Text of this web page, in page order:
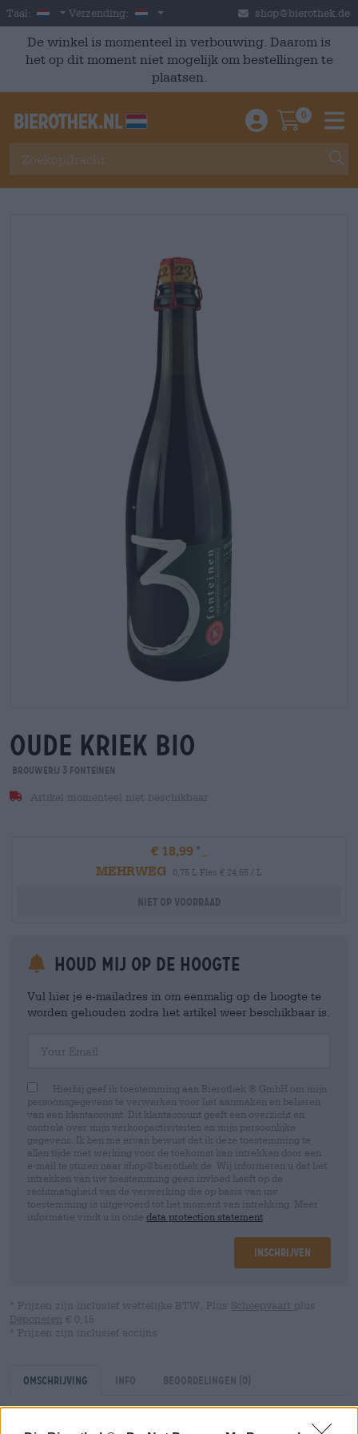
Skip to main content
Taal: Dutch
Verzending: Nederland shop@bierothek.de
De winkel is momenteel in verbouwing. Daarom is
het op dit moment niet mogelijk om bestellingen te
plaatsen.
Einloggen /
0
oude kriek bio
Brouwerij 3 Fonteinen
Artikel momenteel niet beschikbaar
€ 18,99
MEHRWEG
0,75 L Fles € 24,65 / L
Niet op voorraad
Houd mij op de hoogte
Vul hier je e-mailadres in om eenmalig op de hoogte te
worden gehouden zodra het artikel weer beschikbaar is.
Hierbij geef ik toestemming aan Bierothek ® GmbH om mijn
persoonsgegevens te verwerken voor het aanmaken en beheren
van een klantaccount. Dit klantaccount geeft een overzicht en
controle over mijn verkoopactiviteiten en mijn persoonlijke
gegevens. Ik ben me ervan bewust dat ik deze toestemming te
allen tijde met werking voor de toekomst kan intrekken door een
e-mail te sturen naar shop@bierothek.de. Wij informeren u dat het
intrekken van uw toestemming geen invloed heeft op de
rechtmatigheid van de verwerking die op basis van uw
toestemming is uitgevoerd tot het moment van intrekking. Meer
informatie vindt u in onze data protection statement
Inschrijven
* Prijzen zijn inclusief wettelijke BTW. Plus Scheepvaart plus
Deponeren € 0,15
* Prijzen zijn inclusief accijns
Omschrijving Info Beoordelingen (0)